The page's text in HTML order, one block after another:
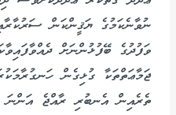
ނުވާނެކަމުގެ ޔަޤީންކަން
ވަފުދުގެ ބޭފުޅުންނަށް
ޖަމާޢަތްތަކާ ގުޅިގެން
ތެރެއިން އެނބުރި ރާއްޖެ އަންނަ